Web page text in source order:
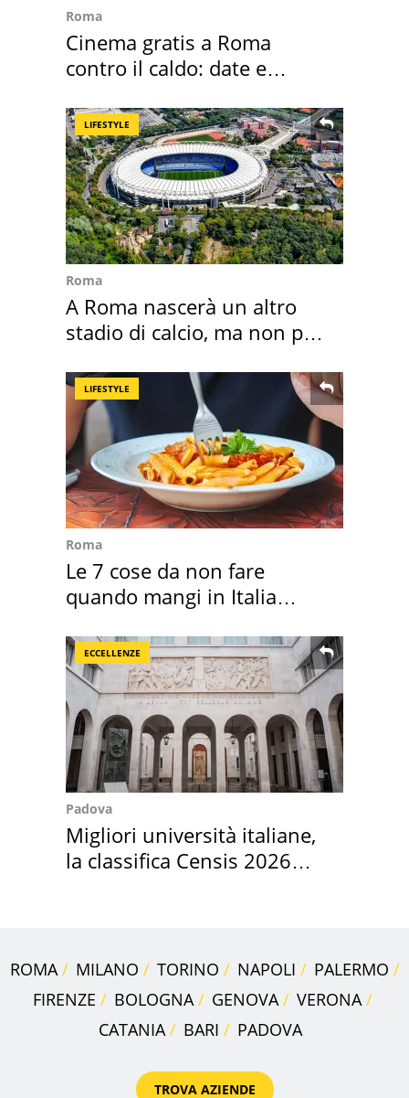
Roma
Cinema gratis a Roma
contro il caldo: date e
LIFESTYLE
Roma
A Roma nascerà un altro
stadio di calcio, ma non per
LIFESTYLE
Roma
Le 7 cose da non fare
quando mangi in Italia
ECCELLENZE
Padova
Migliori università italiane,
la classifica Censis 2026
ROMA MILANO TORINO NAPOLI
PALERMO
FIRENZE
BOLOGNA GENOVA
VERONA
CATANIA
BARI PADOVA
TROVA AZIENDE